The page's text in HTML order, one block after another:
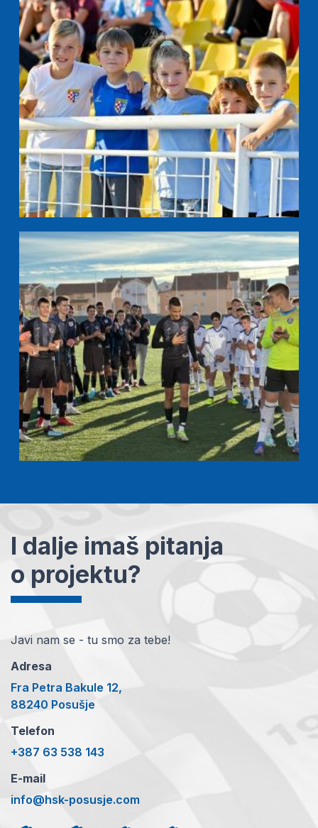
I dalje imaš pitanja
o projektu?
Javi nam se - tu smo za tebe!
Adresa
Fra Petra Bakule 12,
88240 Posušje
Telefon
+387 63 538 143
E-mail
info@hsk-posusje.com